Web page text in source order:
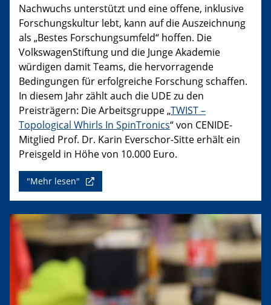
Nachwuchs unterstützt und eine offene, inklusive
Forschungskultur lebt, kann auf die Auszeichnung
als „Bestes Forschungsumfeld“ hoffen. Die
VolkswagenStiftung und die Junge Akademie
würdigen damit Teams, die hervorragende
Bedingungen für erfolgreiche Forschung schaffen.
In diesem Jahr zählt auch die UDE zu den
Preisträgern: Die Arbeitsgruppe „TWIST –
Topological Whirls In SpinTronics“ von CENIDE-
Mitglied Prof. Dr. Karin Everschor-Sitte erhält ein
Preisgeld in Höhe von 10.000 Euro.
"Mehr lesen"